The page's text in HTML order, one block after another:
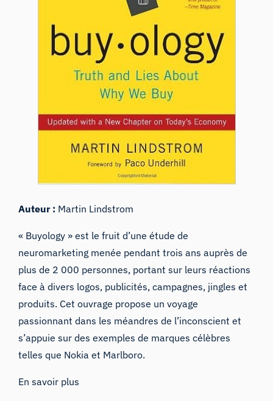
Auteur : Martin Lindstrom
« Buyology » est le fruit d’une étude de
neuromarketing menée pendant trois ans auprès de
plus de 2 000 personnes, portant sur leurs réactions
face à divers logos, publicités, campagnes, jingles et
produits. Cet ouvrage propose un voyage
passionnant dans les méandres de l’inconscient et
s’appuie sur des exemples de marques célèbres
telles que Nokia et Marlboro.
En savoir plus